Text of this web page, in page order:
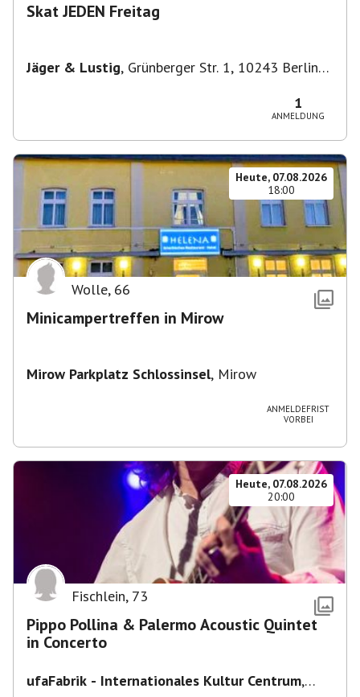
Skat JEDEN Freitag
Jäger & Lustig, Grünberger Str. 1, 10243 Berlin-
1
ANMELDUNG
Heute, 07.08.2026
18:00
Wolle, 66
Minicampertreffen in Mirow
Mirow Parkplatz Schlossinsel, Mirow
ANMELDEFRIST
VORBEI
Heute, 07.08.2026
20:00
Fischlein, 73
Pippo Pollina & Palermo Acoustic Quintet
in Concerto
ufaFabrik - Internationales Kultur Centrum,